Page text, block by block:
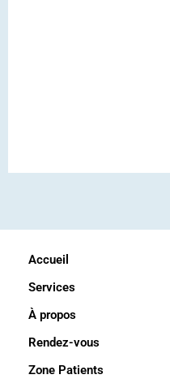
Accueil
Services
À propos
Rendez-vous
Zone Patients